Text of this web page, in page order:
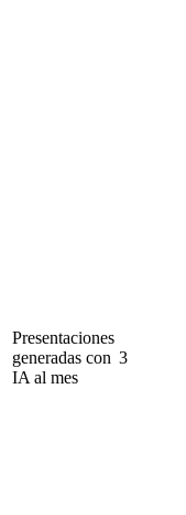
Presentaciones
generadas con
IA al mes
3